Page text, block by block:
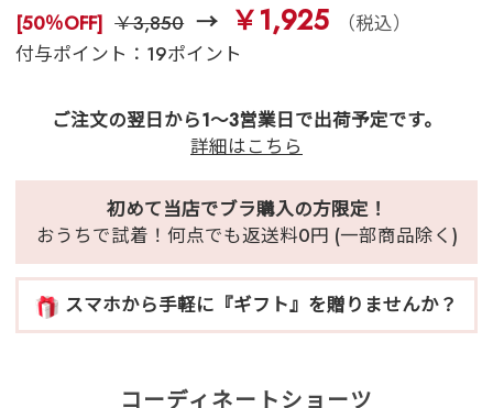
[50％OFF] ￥3,850 ￥1,925
（税込）
付与ポイント：19ポイント
ご注文の翌日から1～3営業日で出荷予定です。
詳細はこちら
初めて当店でブラ購入の方限定！
おうちで試着！何点でも返送料0円 (一部商品除く)
スマホから手軽に『ギフト』を贈りませんか？
コーディネートショーツ